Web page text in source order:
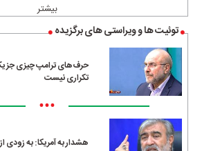
بیشتر
توئیت ها و ویراستی های برگزیده
حرف‌های ترامپ چیزی جز
تکراری نیست
•••
هشدار به آمریکا: به زودی